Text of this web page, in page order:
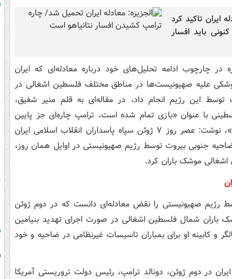
ایران تاکید کرد
باید افسار
در چارچوب ادامه تحلیل‌های خود درباره معادله‌ای که ایران
علیه صهیونیست‌ها در مناطق مختلف فلسطین اشغالی در
توسط این رژیم انجام داد، در مقاله‌ای به قلم منیر شفیق،
با عنوان «بازی تمام شده است، ترامپ چاره‌ای جز پایین
کشیدن نتانیاهو از درخت ندارد»، نوشت: عصر روز ۷ ژوئن سپاه پاسداران انقلاب اسلامی ایران
جنوبی بیروت توسط رژیم صهیونیستی در اوایل همان روز،
موشک باران کرد.
رژیم صهیونیستی را نقض معادله‌ای دانست که در دوم ژوئن
باران شمال فلسطین اشغالی در صورت اجرای تهدید بنیامین
و کابینه او برای بمباران تاسیسات غیرنظامی در ضاحیه و خود
در دوم ژوئن، دونالد ترامپ، رئیس دولت تروریستی آمریکا